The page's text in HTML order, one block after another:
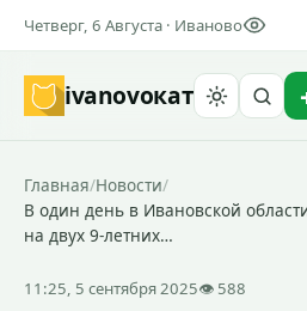
Четверг, 6 Августа · Иваново
ivanovoкат
Главная/Новости/
В один день в Ивановской
на двух 9-летних…
11:25, 5 сентября 2025👁 588